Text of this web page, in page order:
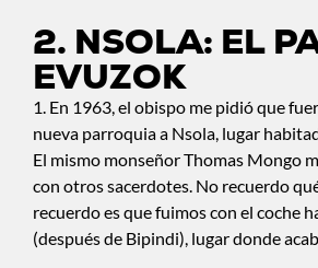
2. NSOLA: EL
EVUZOK
1. En 1963, el obispo me pidió que
nueva parroquia a Nsola, lugar
El mismo monseñor Thomas Mongo
con otros sacerdotes. No recuerdo
recuerdo es que fuimos con el coche
(después de Bipindi), lugar donde